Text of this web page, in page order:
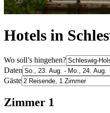
Hotels in
Wo soll’s hingehen?
Daten
Gäste
Zimmer 1